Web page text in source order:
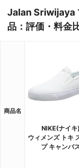
Jalan Sriwijaya
品：評価・料金
商品名
NIKE(ナイキ)
ウィメンズ トキ
プ キャンバ